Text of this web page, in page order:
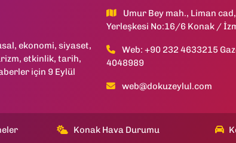
ekonomi, siyaset,
etkinlik, tarih,
için 9 Eylül
Umur Bey mah., Liman
Yerleşkesi No:16/6 Konak /
Web: +90 232 4633215
4048989
web@dokuzeylul.com
Konak Hava Durumu